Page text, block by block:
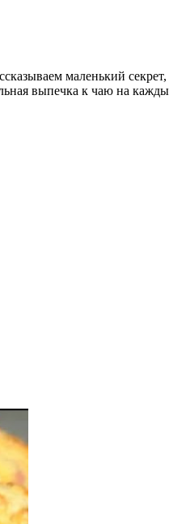
маленький
выпечка к чаю на